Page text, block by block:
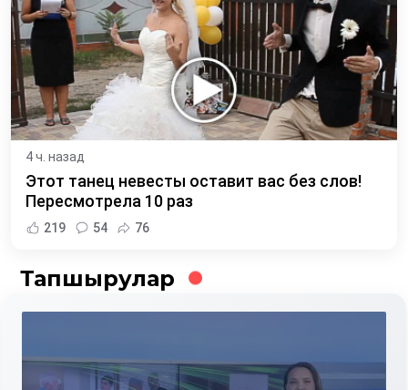
4 ч. назад
Этот танец невесты оставит вас без слов!
Пересмотрела 10 раз
219 54 76
Тапшырулар